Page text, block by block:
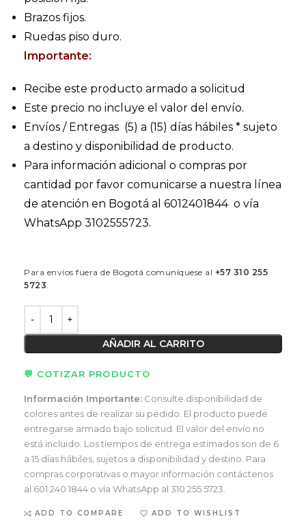
Brazos fijos.
Ruedas piso duro.
Importante:
Recibe este producto armado a solicitud
Este precio no incluye el valor del envío.
Envíos / Entregas (5) a (15) días hábiles * sujeto
a destino y disponibilidad de producto.
Para información adicional o compras por
cantidad por favor comunicarse a nuestra línea
de atención en Bogotá al 6012401844 o vía
WhatsApp 3102555723.
Para envíos fuera de Bogotá comuníquese al +57 310 255
5723
AÑADIR AL CARRITO
💬 COTIZAR PRODUCTO
Información Importante: Consulte disponibilidad de
colores antes de realizar su pedido. El producto puede
entregarse armado bajo solicitud. El valor del envío no
está incluido. Los tiempos de entrega estimados son de 6
a 15 días hábiles, sujetos a disponibilidad y destino. Para
compras corporativas o mayor información contáctenos
al 601 240 1844 o vía WhatsApp al 310 255 5723.
ADD TO COMPARE ADD TO WISHLIST